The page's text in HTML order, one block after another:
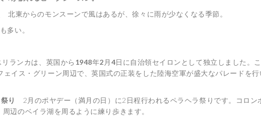
東からのモンスーンで風はあるが、徐々に雨が少なくなる季節。
多い。
リランカは、英国から 1948年2 月 4日に自治領セイロンとして独立しました。
ェイス・グリーン周辺で、英国式の正装をした陸海空軍が盛大なパレードを
り 2月のポヤデー（満月の日）に2日程行われるペラヘラ祭りです。コロ
辺のベイラ湖を周るように練り歩きます。